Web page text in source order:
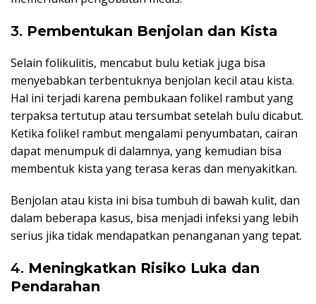
3. Pembentukan Benjolan dan Kista
Selain folikulitis, mencabut bulu ketiak juga bisa
menyebabkan terbentuknya benjolan kecil atau kista.
Hal ini terjadi karena pembukaan folikel rambut yang
terpaksa tertutup atau tersumbat setelah bulu dicabut.
Ketika folikel rambut mengalami penyumbatan, cairan
dapat menumpuk di dalamnya, yang kemudian bisa
membentuk kista yang terasa keras dan menyakitkan.
Benjolan atau kista ini bisa tumbuh di bawah kulit, dan
dalam beberapa kasus, bisa menjadi infeksi yang lebih
serius jika tidak mendapatkan penanganan yang tepat.
4. Meningkatkan Risiko Luka dan
Pendarahan